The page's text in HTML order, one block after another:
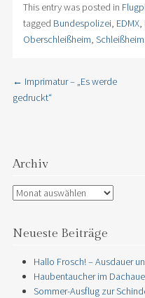
This entry was posted in
tagged Bundespolizei, EDMX,
Oberschleißheim, Schleißheim
Post navigation
← Imprimatur – „Es werde
gedruckt“
Archiv
Archiv
Neueste Beiträge
Hallo Frosch! – Ausdauer
Haubentaucher im
Sommer-Ausflug zur